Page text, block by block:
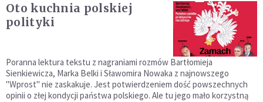
Oto kuchnia polskiej
polityki
Poranna lektura tekstu z nagraniami rozmów Bartłomieja
Sienkiewicza, Marka Belki i Sławomira Nowaka z najnowszego
"Wprost" nie zaskakuje. Jest potwierdzeniem dość powszechnych
opinii o złej kondycji państwa polskiego. Ale tu jego mało korzystną